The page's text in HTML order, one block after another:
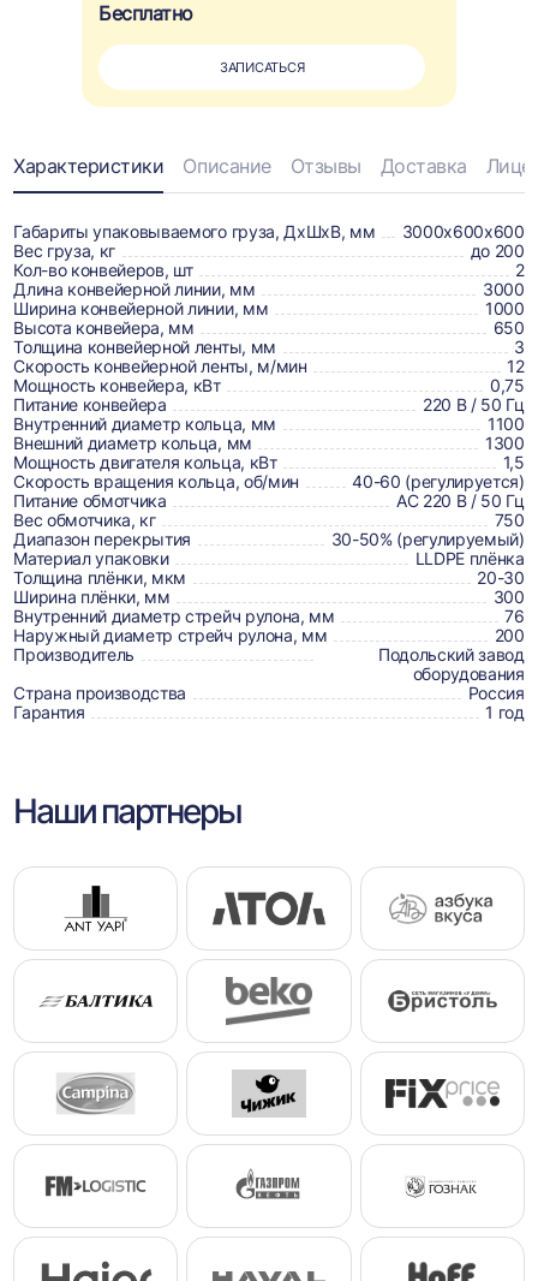
Бесплатно
ЗАПИСАТЬСЯ
Информация
о
товаре,
доставке,
отзывах
и
сертификаты
Характеристики Описание Отзывы Доставка
Габариты упаковываемого груза, ДхШхВ, мм
3000х600х600
Вес груза, кг
до 200
Кол-во конвейеров, шт
2
Длина конвейерной линии, мм
3000
Ширина конвейерной линии, мм
1000
Высота конвейера, мм
650
Толщина конвейерной ленты, мм
3
Скорость конвейерной ленты, м/мин
12
Мощность конвейера, кВт
0,75
Питание конвейера
220 В / 50 Гц
Внутренний диаметр кольца, мм
1100
Внешний диаметр кольца, мм
1300
Мощность двигателя кольца, кВт
1,5
Скорость вращения кольца, об/мин
40-60 (регулируется)
Питание обмотчика
AC 220 В / 50 Гц
Вес обмотчика, кг
750
Диапазон перекрытия
30-50% (регулируемый)
Материал упаковки
LLDPE плёнка
Толщина плёнки, мкм
20-30
Ширина плёнки, мм
300
Внутренний диаметр стрейч рулона, мм
76
Наружный диаметр стрейч рулона, мм
200
Производитель
Подольский завод
оборудования
Страна производства
Россия
Гарантия
1 год
Наши партнеры